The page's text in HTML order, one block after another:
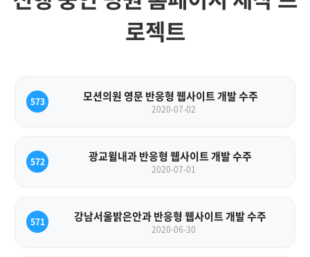
로젝트
573 모션의원 영문 반응형 웹사이트 개발 수주
2020-07-02
572 광교윌내과 반응형 웹사이트 개발 수주
2020-07-01
571 강남서울밝은안과 반응형 웹사이트 개발 수주
2020-06-30